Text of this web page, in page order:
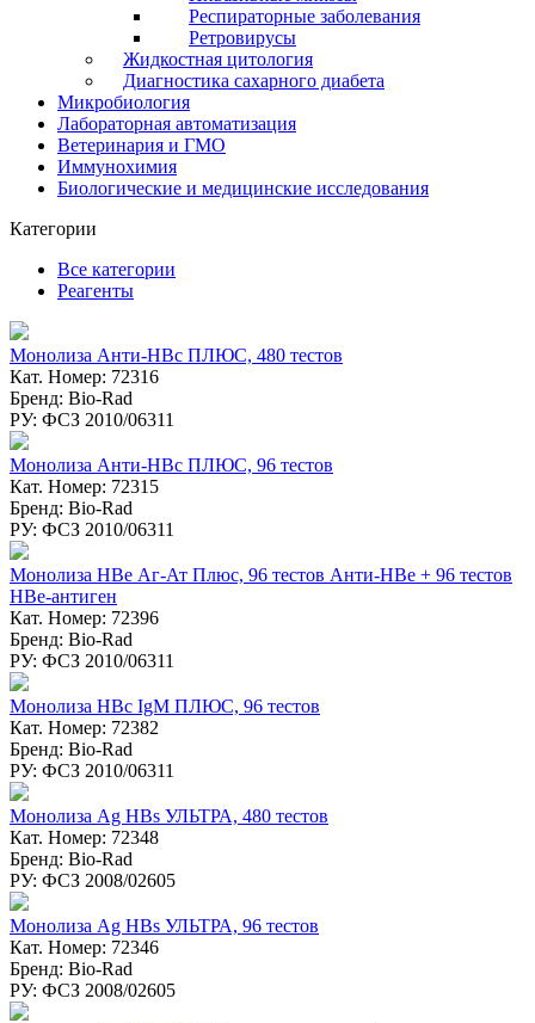
Респираторные заболевания
Ретровирусы
Жидкостная цитология
Диагностика сахарного диабета
Микробиология
Лабораторная автоматизация
Ветеринария и ГМО
Иммунохимия
Биологические и медицинские исследования
Категории
Все категории
Реагенты
Монолиза Анти-HBc ПЛЮС, 480 тестов
Кат. Номер: 72316
Бренд: Bio-Rad
РУ: ФСЗ 2010/06311
Монолиза Анти-HBc ПЛЮС, 96 тестов
Кат. Номер: 72315
Бренд: Bio-Rad
РУ: ФСЗ 2010/06311
Монолиза HBе Аг-Ат Плюс, 96 тестов Анти-НВе + 96 тестов
НВе-антиген
Кат. Номер: 72396
Бренд: Bio-Rad
РУ: ФСЗ 2010/06311
Монолиза HBc IgM ПЛЮС, 96 тестов
Кат. Номер: 72382
Бренд: Bio-Rad
РУ: ФСЗ 2010/06311
Монолиза Ag HBs УЛЬТРА, 480 тестов
Кат. Номер: 72348
Бренд: Bio-Rad
РУ: ФСЗ 2008/02605
Монолиза Ag HBs УЛЬТРА, 96 тестов
Кат. Номер: 72346
Бренд: Bio-Rad
РУ: ФСЗ 2008/02605